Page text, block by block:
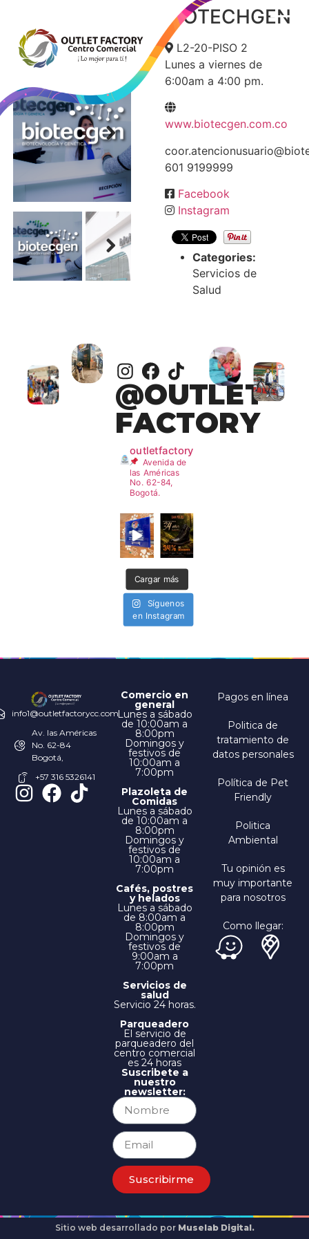
BIOTECHGEN
Next
Next
BIOTECHGEN
L2-20-PISO 2
Lunes a viernes de
6:00am a 4:00 pm.
www.biotecgen.com.co
601 9199999
Facebook
Instagram
Categories:
Servicios de
Salud
@OUTLET
FACTORY
outletfactory
Avenida de
las Américas
No. 62-84,
Bogotá.
Cargar más
Síguenos
en Instagram
info1@outletfactorycc.com
Av. las Américas
No. 62-84
Bogotá,
+57 316 5326141
Comercio en
general
Lunes a sábado
de 10:00am a
8:00pm
Domingos y
festivos de
10:00am a
7:00pm
Plazoleta de
Comidas
Lunes a sábado
de 10:00am a
8:00pm
Domingos y
festivos de
10:00am a
7:00pm
Cafés, postres
y helados
Lunes a sábado
de 8:00am a
8:00pm
Domingos y
festivos de
9:00am a
7:00pm
Servicios de
salud
Servicio 24 horas.
Parqueadero
El servicio de
parqueadero del
centro comercial
es 24 horas
Suscribete a
nuestro
newsletter:
Suscribirme
Pagos en línea
Politica de
tratamiento de
datos personales
Política de Pet
Friendly
Politica
Ambiental
Tu opinión es
muy importante
para nosotros
Como llegar:
Sitio web desarrollado por Muselab Digital.